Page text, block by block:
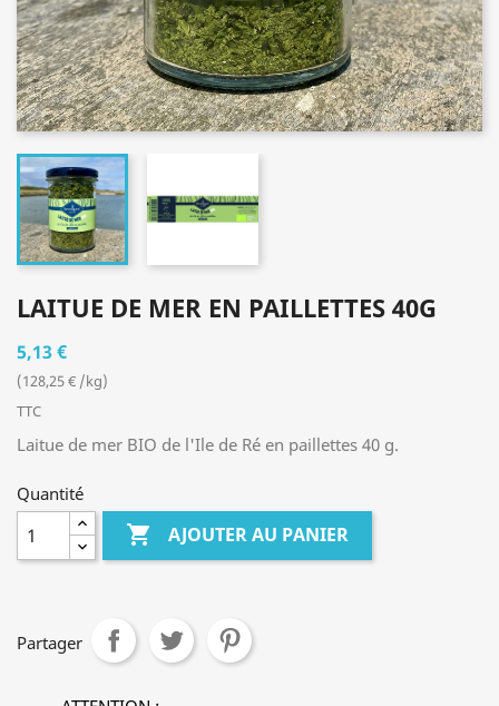
LAITUE DE MER EN PAILLETTES 40G
5,13 €
(128,25 € /kg)
TTC
Laitue de mer BIO de l'Ile de Ré en paillettes 40 g.
Quantité
 AJOUTER AU PANIER
Partager